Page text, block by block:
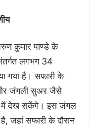
कुमार पाण्डे के
लगभग 34
गया है। सफारी के
और जंगली सुअर जैसे
में देख सकेंगे। इस जंगल
जहां सफारी के दौरान